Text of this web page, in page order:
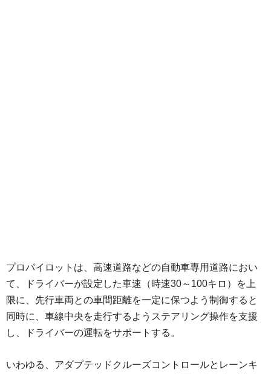
プロパイロットは、高速道路などの自動車専用道路におい
て、ドライバーが設定した車速（時速30～100キロ）を上
限に、先行車両との車間距離を一定に保つよう制御すると
同時に、車線中央を走行するようステアリング操作を支援
し、ドライバーの運転をサポートする。
いわゆる、アダプテッドクルーズコントロールとレーンキ